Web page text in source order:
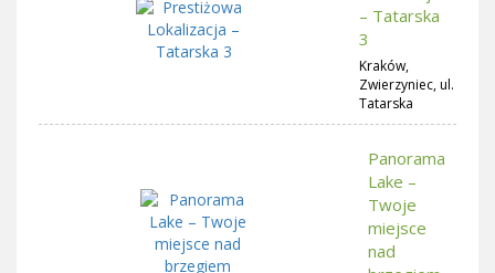
– Tatarska
3
Kraków,
Zwierzyniec, ul.
Tatarska
Panorama
Lake –
Twoje
miejsce
nad